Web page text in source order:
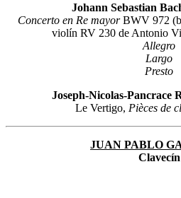
Johann Sebastian
Concerto en Re mayorBWV 972
violín RV 230 de Antonio
Allegro
Largo
Presto
Joseph-Nicolas-Pancrace
Le Vertigo, Pièces de
JUAN PABLO
Clavecín